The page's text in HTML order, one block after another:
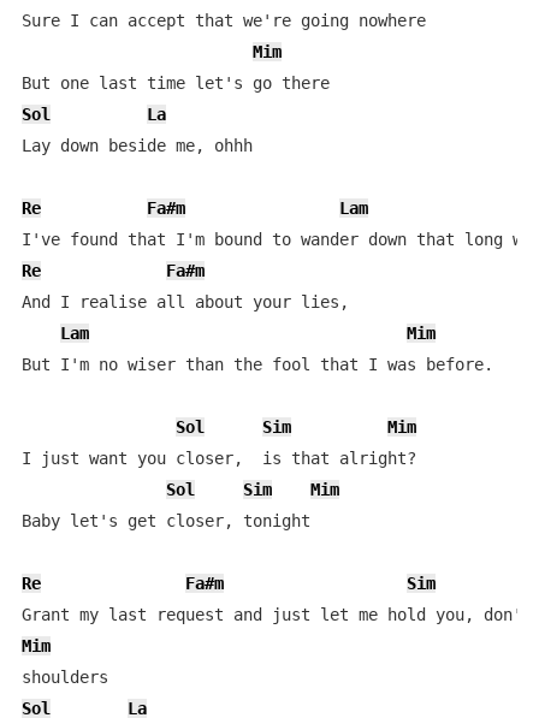
Sure I can accept that we're going nowhere
Mim
Sol
La
Lay down beside me, ohhh
Re Fa#m Lam
Re
Fa#m
And I realise all about your lies,
Lam
Mim
But I'm no wiser than the fool that I was before.
Sol Sim
Mim
I just want you closer,  is that alright?
Sol
Sim
Mim
Baby let's get closer, tonight
Re Fa#m Sim
Mim
Sol
La